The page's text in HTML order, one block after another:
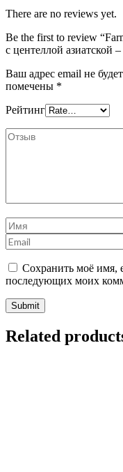
There are no reviews yet.
Be the first to review
с центеллой азиатской
Ваш адрес email не
помечены *
Рейтинг
Сохранить моё имя,
последующих моих
Related